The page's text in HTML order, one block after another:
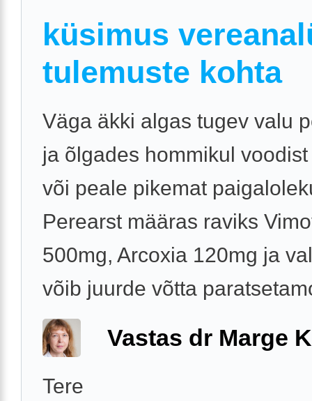
küsimus
tulemuste kohta
Väga äkki algas tugev valu
ja õlgades hommikul
või peale pikemat
Perearst määras raviks
500mg, Arcoxia 120mg ja
võib juurde võtta
Vastas dr Marge
Tere